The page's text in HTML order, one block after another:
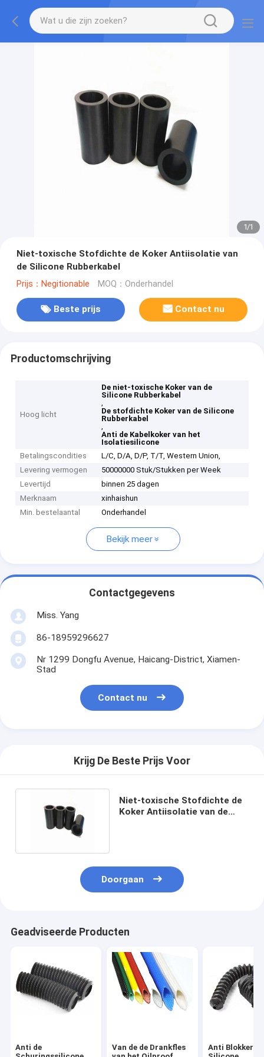
1/1
Niet-toxische Stofdichte de Koker Antiisolatie van
de Silicone Rubberkabel
Prijs：Negitionable MOQ：Onderhandel
Beste prijs Contact nu
Productomschrijving
Hoog licht
De niet-toxische Koker van de
Silicone Rubberkabel
,
De stofdichte Koker van de Silicone
Rubberkabel
,
Anti de Kabelkoker van het
Isolatiesilicone
Betalingscondities
L/C, D/A, D/P, T/T, Western Union,
Levering vermogen
50000000 Stuk/Stukken per Week
Levertijd
binnen 25 dagen
Merknaam
xinhaishun
Min. bestelaantal
Onderhandel
Bekijk meer
Contactgegevens
Miss. Yang
86-18959296627
Nr 1299 Dongfu Avenue, Haicang-District, Xiamen-
Stad
Contact nu
Krijg De Beste Prijs Voor
Niet-toxische Stofdichte de
Koker Antiisolatie van de
Doorgaan
Geadviseerde Producten
Anti de
Van de de Drankfles
Anti